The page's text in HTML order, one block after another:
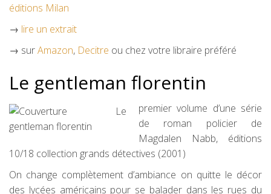
éditions Milan
→ lire un extrait
→ surAmazon, Decitre ou chez votre libraire préféré
Le gentleman florentin
premier volume d’une série
de roman policier de
Magdalen Nabb, éditions
10/18 collection grands détectives (2001)
On change complètement d’ambiance on quitte le décor
des lycées américains pour se balader dans les rues du